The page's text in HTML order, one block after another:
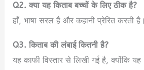
Q2. क्या यह किताब बच्चों के लिए ठीक है?
हाँ, भाषा सरल है और कहानी प्रेरित करती है।
Q3. किताब की लंबाई कितनी है?
यह काफी विस्तार से लिखी गई है, क्योंकि